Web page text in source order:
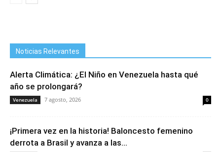
Noticias Relevantes
Alerta Climática: ¿El Niño en Venezuela hasta qué
año se prolongará?
Venezuela 7 agosto, 2026 0
¡Primera vez en la historia! Baloncesto femenino
derrota a Brasil y avanza a las...